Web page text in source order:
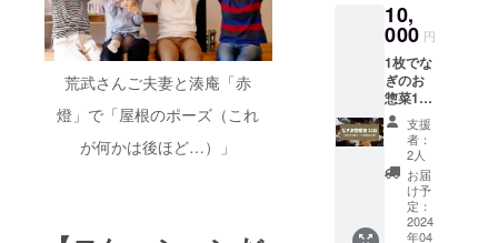
荒武さんご夫妻と湊庵「赤
燈」で「屋根のポーズ（これ
が何かは後ほど…）」
承くだ
さい。
有効期
限：1年
（2025
年4月末
まで）
うな商
品を、
妻と私
でチョ
イスし
てお送
りいた
しま
す！ 原
材料及
び添加
物等の
食品表
のん
べぇな
ので、
「のん
べぇ視
点」で
「おい
い！」
と思っ
た商品
を詰め
合わせ
10,
000 円
1枚でな
ぎのお
惣菜1品
を交換
できる
チケッ
トを20
枚+2
枚、合
計22枚
支援
者：
2人
お届
け予
定：
2024
年04